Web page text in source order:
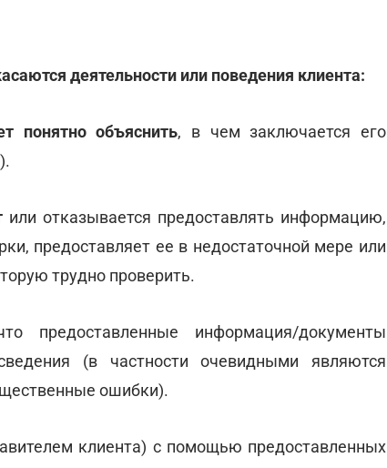
деятельности или поведения клиента:
понятно объяснить, в чем заключается его
или отказывается предоставлять информацию,
предоставляет ее в недостаточной мере или
трудно проверить.
предоставленные информация/документы
(в частности очевидными являются
ошибки).
клиента) с помощью предоставленных